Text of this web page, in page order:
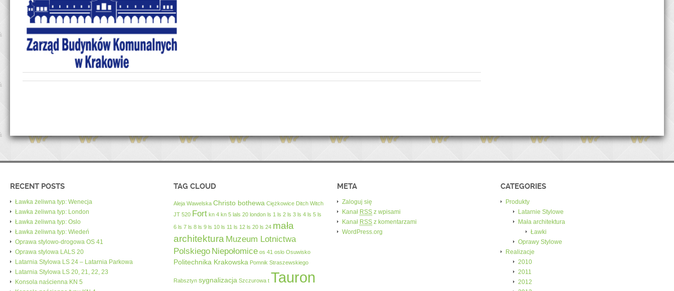
RECENT POSTS
Ławka żeliwna typ: Wenecja
Ławka żeliwna typ: London
Ławka żeliwna typ: Oslo
Ławka żeliwna typ: Wiedeń
Oprawa stylowo-drogowa OS 41
Oprawa stylowa LALS 20
Latarnia Stylowa LS 24 – Latarnia Parkowa
Latarnia Stylowa LS 20, 21, 22, 23
Konsola naścienna KN 5
TAG CLOUD
Aleja Wawelska Christo bothewa Ciężkowice Ditch Witch
JT 520 Fort kn 4 kn 5 lals 20 london ls 1 ls 2 ls 3 ls 4 ls 5 ls
6 ls 7 ls 8 ls 9 ls 10 ls 11 ls 12 ls 20 ls 24 mała
architektura Muzeum Lotnictwa
Polskiego Niepołomice os 41 oslo Osuwisko
Politechnika Krakowska Pomnik Straszewskiego
Rabsztyn sygnalizacja Szczurowa t Tauron
META
Zaloguj się
Kanał RSS z wpisami
Kanał RSS z komentarzami
WordPress.org
CATEGORIES
Produkty
Latarnie Stylowe
Mała architektura
Ławki
Oprawy Stylowe
Realizacje
2010
2011
2012